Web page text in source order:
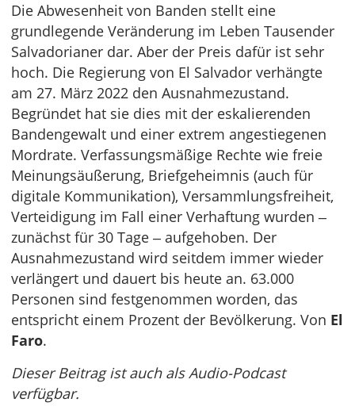
Die Abwesenheit von Banden stellt eine
grundlegende Veränderung im Leben Tausender
Salvadorianer dar. Aber der Preis dafür ist sehr
hoch. Die Regierung von El Salvador verhängte
am 27. März 2022 den Ausnahmezustand.
Begründet hat sie dies mit der eskalierenden
Bandengewalt und einer extrem angestiegenen
Mordrate. Verfassungsmäßige Rechte wie freie
Meinungsäußerung, Briefgeheimnis (auch für
digitale Kommunikation), Versammlungsfreiheit,
Verteidigung im Fall einer Verhaftung wurden ‒
zunächst für 30 Tage ‒ aufgehoben. Der
Ausnahmezustand wird seitdem immer wieder
verlängert und dauert bis heute an. 63.000
Personen sind festgenommen worden, das
entspricht einem Prozent der Bevölkerung. Von El
Faro.
Dieser Beitrag ist auch als Audio-Podcast
verfügbar.